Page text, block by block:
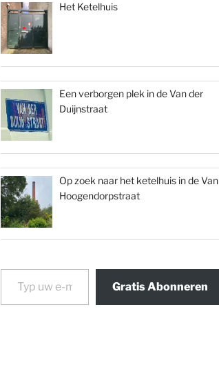
Het Ketelhuis
Een verborgen plek in de Van der
Duijnstraat
Op zoek naar het ketelhuis in de Van
Hoogendorpstraat
Typ uw e-mail...
Gratis Abonneren